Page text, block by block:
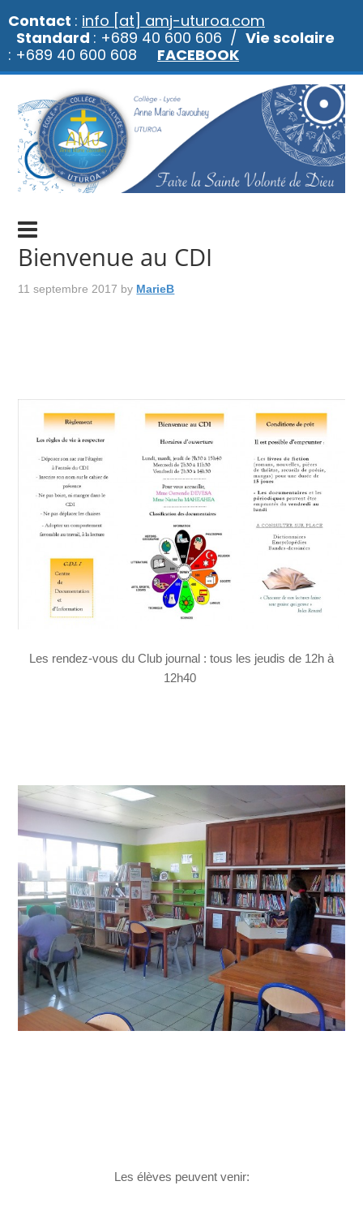
Bienvenue au CDI
11 septembre 2017 by MarieB
Les rendez-vous du Club journal : tous les jeudis de 12h à
12h40
Les élèves peuvent venir:
Contact : info [at] amj-uturoa.com
Standard : +689 40 600 606 / Vie scolaire
: +689 40 600 608 FACEBOOK